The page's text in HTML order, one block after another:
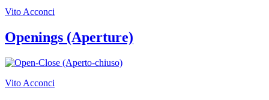
Vito Acconci
Openings (Aperture)
Vito Acconci